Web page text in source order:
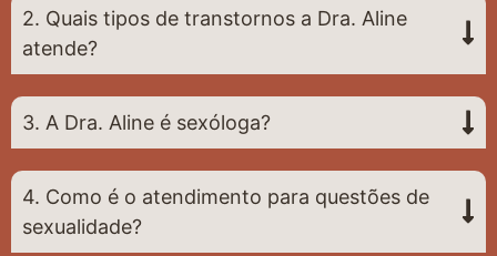
2. Quais tipos de transtornos a Dra. Aline
atende?
3. A Dra. Aline é sexóloga?
4. Como é o atendimento para questões de
sexualidade?